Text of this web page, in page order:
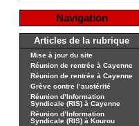
Navigation
Articles de la rubrique
Mise à jour du site
Réunion de rentrée à Cayenne
Réunion de rentrée à Cayenne
Grève contre l’austérité
Réunion d’Information
Syndicale (RIS) à Cayenne
Réunion d’Information
Syndicale (RIS) à Kourou